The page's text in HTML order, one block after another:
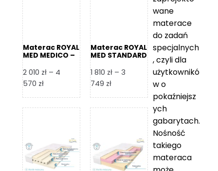
Materac ROYAL
MED MEDICO –
2 010 zł – 4
570 złZakres
od
4
570 zł
Materac ROYAL
MED STANDARD
1 810 zł – 3
749 złZakres
od
3
749 zł
wane
materace
do zadań
specjalnych
, czyli dla
użytkownikó
w o
pokaźniejsz
ych
gabarytach.
Nośność
takiego
materaca